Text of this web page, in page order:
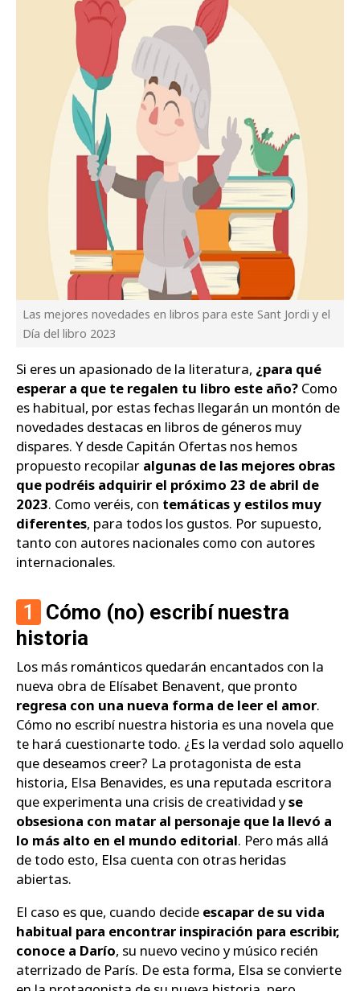
Las mejores novedades en libros para este Sant Jordi y el
Día del libro 2023
Si eres un apasionado de la literatura, ¿para qué
esperar a que te regalen tu libro este año? Como
es habitual, por estas fechas llegarán un montón de
novedades destacas en libros de géneros muy
dispares. Y desde Capitán Ofertas nos hemos
propuesto recopilar algunas de las mejores obras
que podréis adquirir el próximo 23 de abril de
2023. Como veréis, con temáticas y estilos muy
diferentes, para todos los gustos. Por supuesto,
tanto con autores nacionales como con autores
internacionales.
1
Cómo (no) escribí nuestra
historia
Los más románticos quedarán encantados con la
nueva obra de Elísabet Benavent, que pronto
regresa con una nueva forma de leer el amor.
Cómo no escribí nuestra historia es una novela que
te hará cuestionarte todo. ¿Es la verdad solo aquello
que deseamos creer? La protagonista de esta
historia, Elsa Benavides, es una reputada escritora
que experimenta una crisis de creatividad yse
obsesiona con matar al personaje que la llevó a
lo más alto en el mundo editorial. Pero más allá
de todo esto, Elsa cuenta con otras heridas
abiertas.
El caso es que, cuando decide escapar de su vida
habitual para encontrar inspiración para escribir,
conoce a Darío, su nuevo vecino y músico recién
aterrizado de París. De esta forma, Elsa se convierte